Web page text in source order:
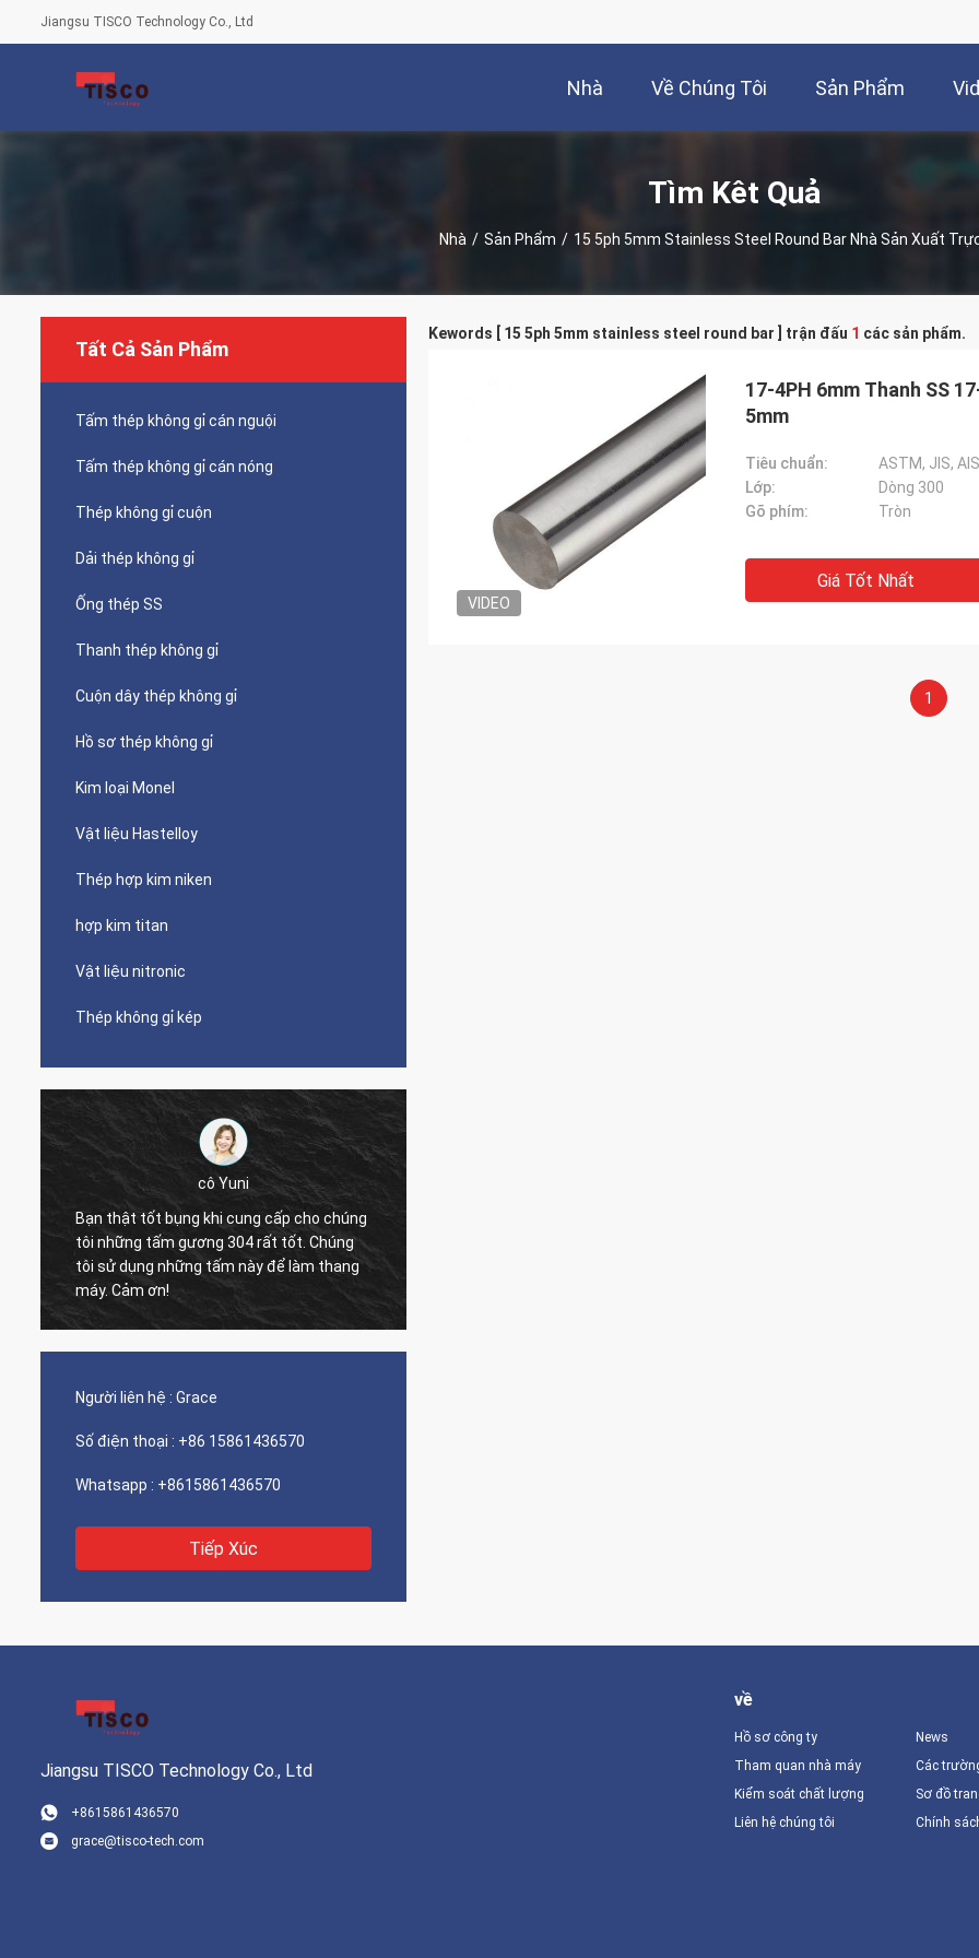
Jiangsu TISCO Technology Co., Ltd
Nhà Về Chúng Tôi Sản Phẩm
Tìm Kêt Quả
Nhà / Sản Phẩm / 15 5ph 5mm Stainless Steel Round Bar Nhà Sản Xuất
Tất Cả Sản Phẩm
Tấm thép không gỉ cán nguội
Tấm thép không gỉ cán nóng
Thép không gỉ cuộn
Dải thép không gỉ
Ống thép SS
Thanh thép không gỉ
Cuộn dây thép không gỉ
Hồ sơ thép không gỉ
Kim loại Monel
Vật liệu Hastelloy
Thép hợp kim niken
hợp kim titan
Vật liệu nitronic
Thép không gỉ kép
cô Yuni
Bạn thật tốt bụng khi cung cấp cho chúng
tôi những tấm gương 304 rất tốt. Chúng
tôi sử dụng những tấm này để làm thang
máy. Cảm ơn!
Người liên hệ : Grace
Số điện thoại : +86 15861436570
Whatsapp : +8615861436570
Tiếp Xúc
Kewords [ 15 5ph 5mm stainless steel round bar ] trận đấu 1 các sản phẩm.
VIDEO
17-4PH 6mm Thanh SS
5mm
Tiêu chuẩn:
ASTM, JIS,
Lớp:
Dòng 300
Gõ phím:
Tròn
Giá Tốt Nhất
1
Jiangsu TISCO Technology Co., Ltd
+8615861436570
grace@tisco-tech.com
về
Hồ sơ công ty
Tham quan nhà máy
Kiểm soát chất lượng
Liên hệ chúng tôi
News
Các
Sơ đồ
Chính